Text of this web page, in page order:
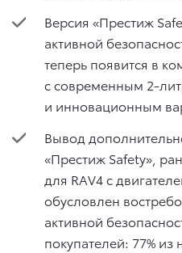
Версия «Престиж
активной
теперь появится в
с современным 2-
и инновационным
Вывод
«Престиж Safety»,
для RAV4 с
обусловлен
активной
покупателей: 77% из